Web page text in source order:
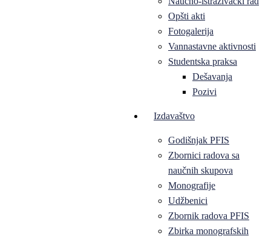
Opšti akti
Fotogalerija
Vannastavne aktivnosti
Studentska praksa
Dešavanja
Pozivi
Izdavaštvo
Godišnjak PFIS
Zbornici radova sa
naučnih skupova
Monografije
Udžbenici
Zbornik radova PFIS
Zbirka monografskih